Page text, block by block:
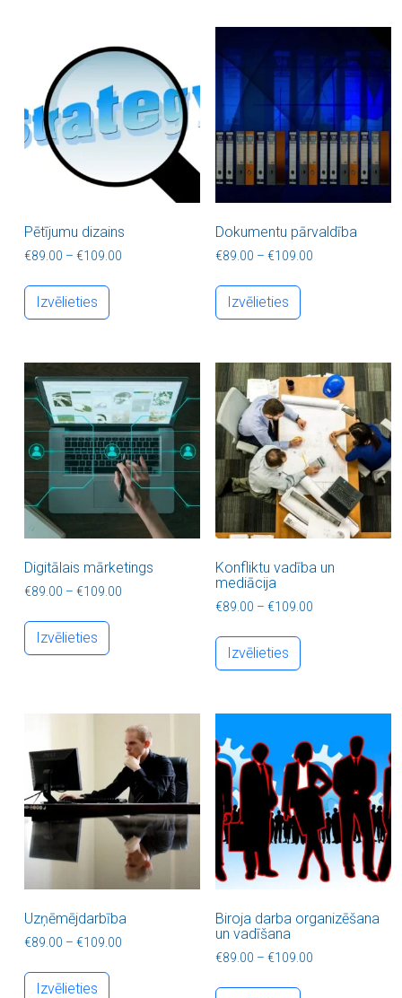
Pētījumu dizains
€89.00 – €109.00 Price range: €89.00 through €109.00
Izvēlieties
Dokumentu pārvaldība
€89.00 – €109.00Price range:
Izvēlieties
Digitālais mārketings
€89.00 – €109.00 Price range: €89.00 through €109.00
Izvēlieties
This product has multiple variants. The
Konfliktu vadība un
mediācija
€89.00 – €109.00Price range:
Izvēlieties
Uzņēmējdarbība
€89.00 – €109.00 Price range: €89.00 through €109.00
Izvēlieties
This product has multiple variants. The
Biroja darba organizēšana
un vadīšana
€89.00 – €109.00Price range: